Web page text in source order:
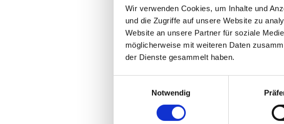
Wir verwenden Cookies, um Inhalte und
und die Zugriffe auf unsere Website zu
Website an unsere Partner für soziale
möglicherweise mit weiteren Daten
der Dienste gesammelt haben.
Notwendig
Taiwans Präsident Lai Ching-te von
Votum gegen die Volksrepublik China